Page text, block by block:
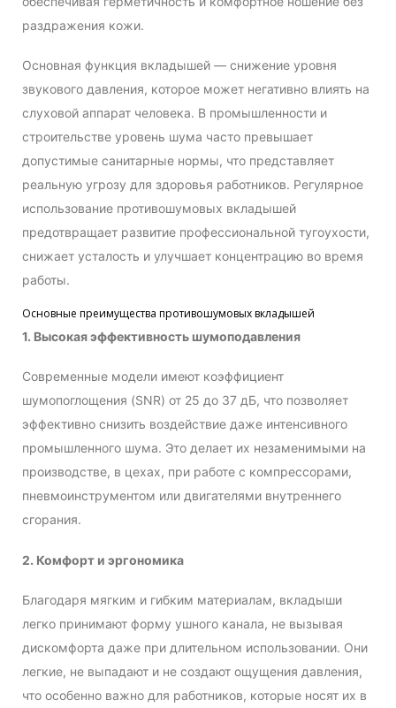
раздражения кожи.
Основная функция вкладышей — снижение уровня
звукового давления, которое может негативно влиять на
слуховой аппарат человека. В промышленности и
строительстве уровень шума часто превышает
допустимые санитарные нормы, что представляет
реальную угрозу для здоровья работников. Регулярное
использование противошумовых вкладышей
предотвращает развитие профессиональной тугоухости,
снижает усталость и улучшает концентрацию во время
работы.
Основные преимущества противошумовых вкладышей
1. Высокая эффективность шумоподавления
Современные модели имеют коэффициент
шумопоглощения (SNR) от 25 до 37 дБ, что позволяет
эффективно снизить воздействие даже интенсивного
промышленного шума. Это делает их незаменимыми на
производстве, в цехах, при работе с компрессорами,
пневмоинструментом или двигателями внутреннего
сгорания.
2. Комфорт и эргономика
Благодаря мягким и гибким материалам, вкладыши
легко принимают форму ушного канала, не вызывая
дискомфорта даже при длительном использовании. Они
легкие, не выпадают и не создают ощущения давления,
что особенно важно для работников, которые носят их в